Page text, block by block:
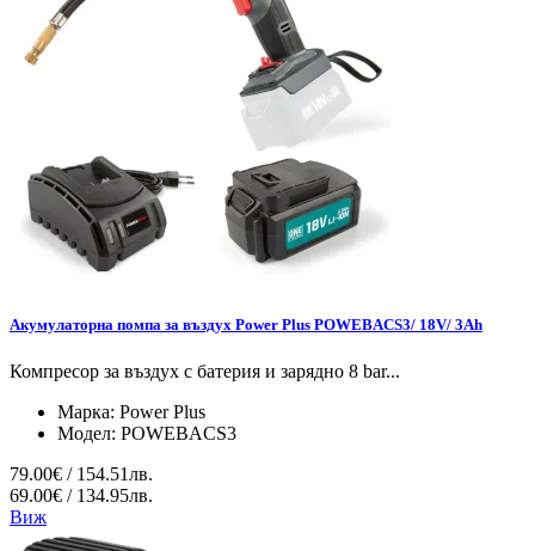
Aкумулаторна помпа за въздух Power Plus POWEBACS3/ 18V/ 3Ah
Компресор за въздух с батерия и зарядно 8 bar...
Марка: Power Plus
Модел: POWEBACS3
79.00€ / 154.51лв.
69.00€ / 134.95лв.
Виж